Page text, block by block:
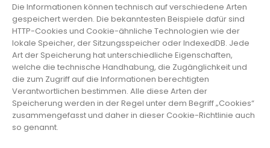
Die Informationen können technisch auf verschiedene Arten
gespeichert werden. Die bekanntesten Beispiele dafür sind
HTTP-Cookies und Cookie-ähnliche Technologien wie der
lokale Speicher, der Sitzungsspeicher oder IndexedDB. Jede
Art der Speicherung hat unterschiedliche Eigenschaften,
welche die technische Handhabung, die Zugänglichkeit und
die zum Zugriff auf die Informationen berechtigten
Verantwortlichen bestimmen. Alle diese Arten der
Speicherung werden in der Regel unter dem Begriff „Cookies“
zusammengefasst und daher in dieser Cookie-Richtlinie auch
so genannt.